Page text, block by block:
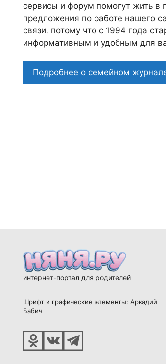
сервисы и форум помогут жить в
предложения по работе нашего
связи, потому что c 1994 года
информативным и удобным для
Подробнее о семейном
интернет-портал для родителей
Шрифт и графические элементы: Аркадий
Бабич